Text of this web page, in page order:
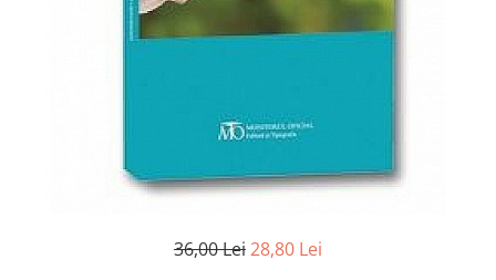
36,00 Lei28,80 Lei